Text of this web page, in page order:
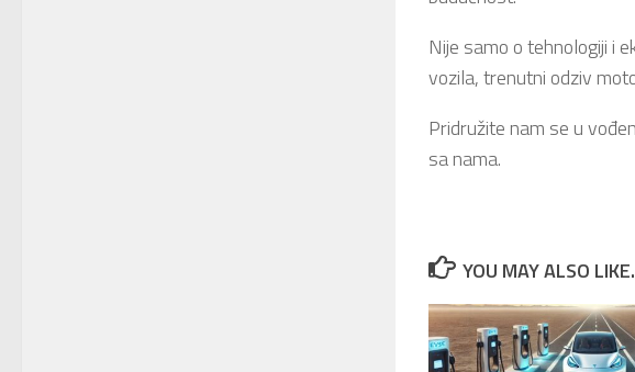
Nije samo o tehnologiji i
vozila, trenutni odziv
Pridružite nam se u
sa nama.
YOU MAY ALSO